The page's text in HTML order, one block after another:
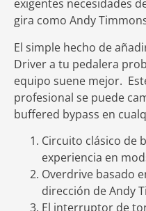
exigentes necesidades
gira como Andy
El simple hecho de
Driver a tu pedalera
equipo suene mejor.
profesional se puede
buffered bypass en
Circuito clásico de
experiencia en
Overdrive basado
dirección de Andy
El interruptor de